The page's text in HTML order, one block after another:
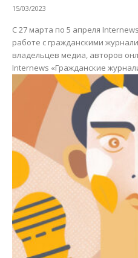
15/03/2023
С 27 марта по 5 апреля
работе с гражданскими
владельцев медиа, авторов
Internews «Гражданские